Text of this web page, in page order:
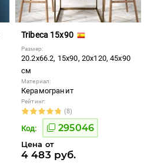
Tribeca 15x90
Размер:
20.2x66.2, 15x90, 20x120, 45x90
см
Материал:
Керамогранит
Рейтинг:
(8)
Код: 295046
Цена от
4 483 руб.